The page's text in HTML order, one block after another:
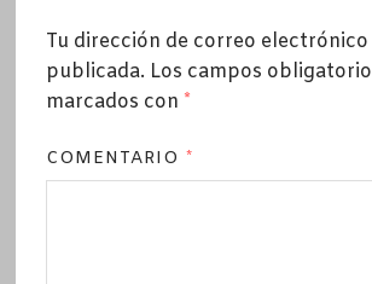
Tu dirección de correo electrónico
publicada. Los campos
marcados con *
COMENTARIO *